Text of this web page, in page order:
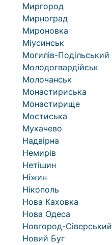
Миргород
Мирноград
Мироновка
Міусинськ
Могилів-Подільський
Молодогвардійськ
Молочанськ
Монастириська
Монастирище
Мостиська
Мукачево
Надвірна
Немирів
Нетішин
Ніжин
Нікополь
Нова Каховка
Нова Одеса
Новгород-Сіверський
Новий Буг